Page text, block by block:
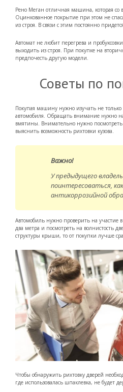
Рено Меган отличная машина, которая со
Оцинкованное покрытие при этом не
из строя. В связи с этим постоянно
Автомат не любит перегрева и
выходить из строя. При покупке на
предпочесть другую модели.
Советы по
Покупая машину нужно изучать не
автомобиля. Обращать внимание нужно
вмятины. Внимательно нужно
выяснить возможность рихтовки кузова.
Важно!
У предыдущего
поинтересоваться,
антикоррозийной
Автомобиль нужно проверить на участие
два метра и посмотреть на волнистость
структуры крыши, то от покупки лучше
Чтобы обнаружить рихтовку дверей
где использовалась шпаклевка, не будет